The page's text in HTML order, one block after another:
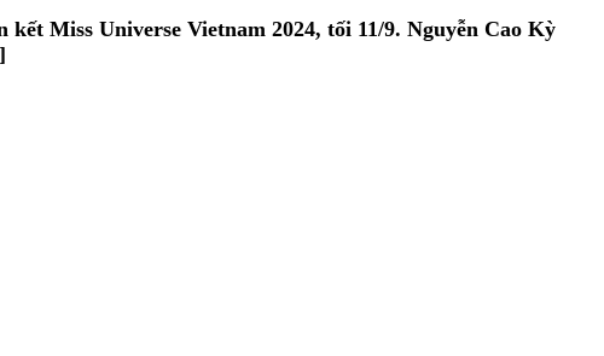
Miss Universe Vietnam 2024, tối 11/9. Nguyễn Cao Kỳ